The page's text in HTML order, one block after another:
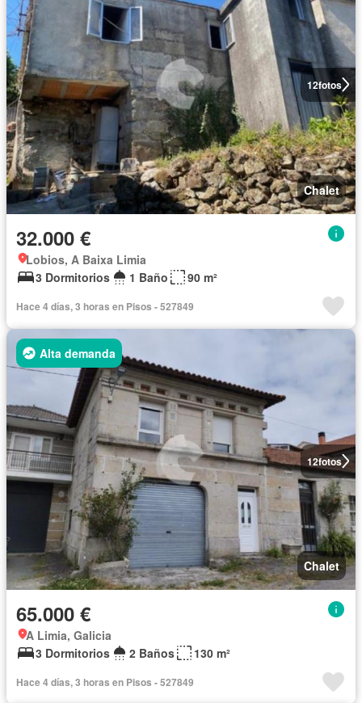
12fotos
Chalet
32.000 €
Lobios, A Baixa Limia
3 Dormitorios
1 Baño 90 m²
Hace 4 días, 3 horas en Pisos - 527849
12fotos
Alta demanda
Chalet
65.000 €
A Limia, Galicia
3 Dormitorios
2 Baños 130 m²
Hace 4 días, 3 horas en Pisos - 527849